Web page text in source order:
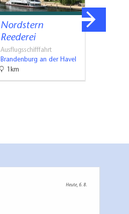
Nordstern
Reederei
Ausflugsschifffahrt
Brandenburg an der Havel
1km
Heute, 6. 8.